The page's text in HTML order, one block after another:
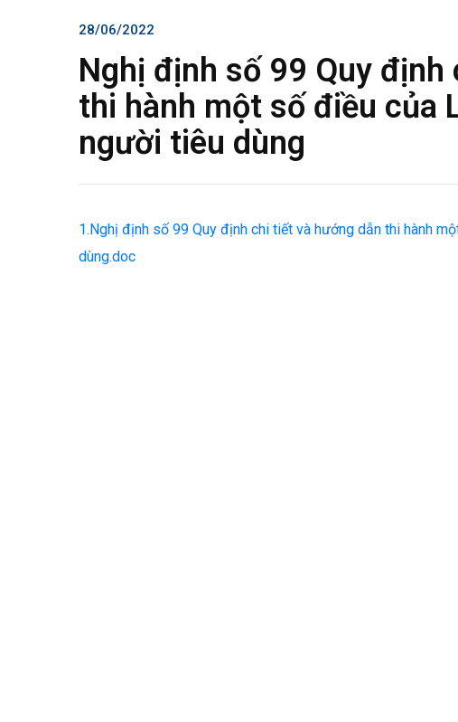
28/06/2022
Nghị định số 99 Quy
thi hành một số điều của
người tiêu dùng
1.Nghị định số 99 Quy định chi tiết và hướng dẫn thi hành
dùng.doc